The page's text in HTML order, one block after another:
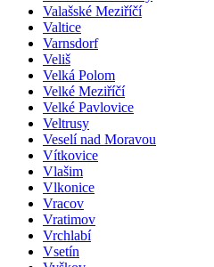
Valašské Meziříčí
Valtice
Varnsdorf
Veliš
Velká Polom
Velké Meziříčí
Velké Pavlovice
Veltrusy
Veselí nad Moravou
Vítkovice
Vlašim
Vlkonice
Vracov
Vratimov
Vrchlabí
Vsetín